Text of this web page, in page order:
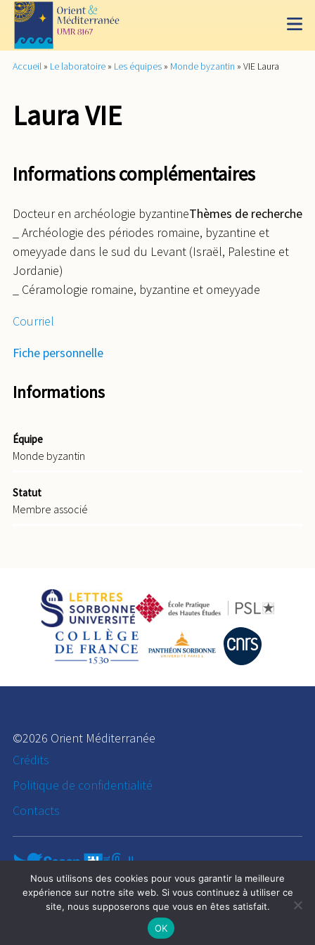
Accueil » Le laboratoire » Les équipes » Monde byzantin » VIE Laura
Laura VIE
Informations complémentaires
Docteur en archéologie byzantineThèmes de recherche
_ Archéologie des périodes romaine, byzantine et
omeyyade dans le sud du Levant (Israël, Palestine et
Jordanie)
_ Céramologie romaine, byzantine et omeyyade
Courriel
Fiche personnelle
Informations
Équipe
Monde byzantin
Statut
Membre associé
©2026 Orient Méditerranée
Crédits
Politique de confidentialité
Contacts
Nous utilisons des cookies pour vous garantir la meilleure
expérience sur notre site web. Si vous continuez à utiliser ce
site, nous supposerons que vous en êtes satisfait.
OK